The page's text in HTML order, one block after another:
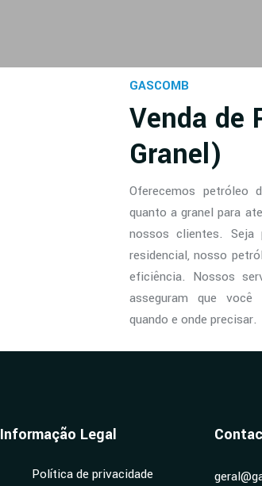
GASCOMB
Venda de
Granel)
Oferecemos petróleo
quanto a granel para
nossos clientes. Seja
residencial, nosso
eficiência. Nossos
asseguram que
quando e onde precisar.
Informação Legal
Política de privacidade